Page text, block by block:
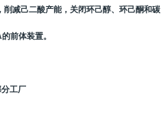
减己二酸产能，关闭环己醇、环己酮和碳
前体装置。
工厂